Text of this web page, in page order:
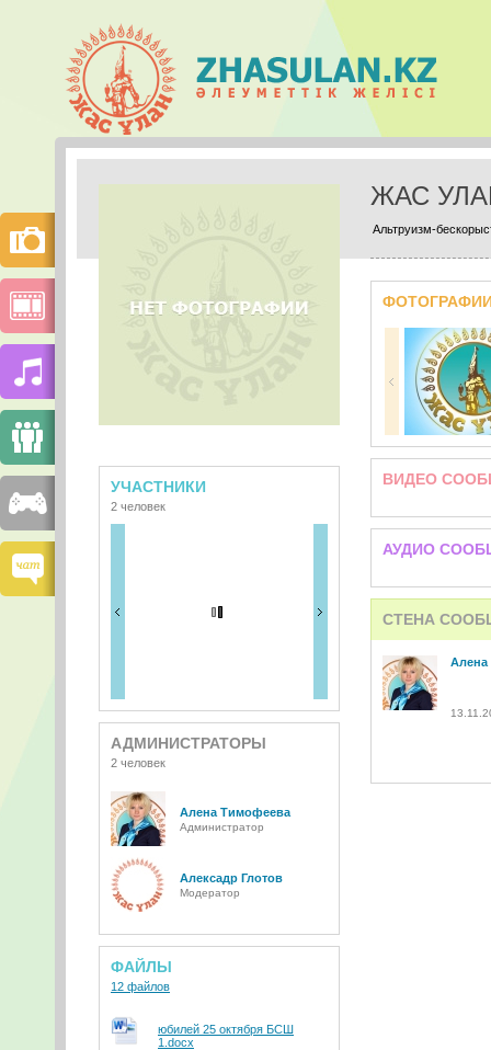
ЖАС
Альтруизм-
УЧАСТНИКИ
2 человек
АДМИНИСТРАТОРЫ
2 человек
Алена Тимофеева
Администратор
Алексадр Глотов
Модератор
ФАЙЛЫ
12 файлов
юбилей 25 октября БСШ
1.docx
ВИДЕО
АУДИО
СТЕНА